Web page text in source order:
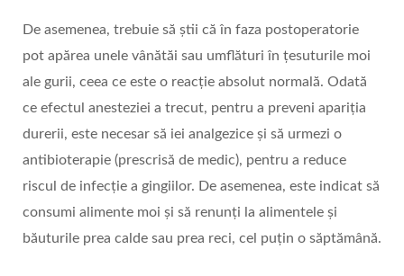
De asemenea, trebuie să știi că în faza postoperatorie
pot apărea unele vânătăi sau umflături în țesuturile moi
ale gurii, ceea ce este o reacție absolut normală. Odată
ce efectul anesteziei a trecut, pentru a preveni apariția
durerii, este necesar să iei analgezice și să urmezi o
antibioterapie (prescrisă de medic), pentru a reduce
riscul de infecție a gingiilor. De asemenea, este indicat să
consumi alimente moi și să renunți la alimentele și
băuturile prea calde sau prea reci, cel puțin o săptămână.